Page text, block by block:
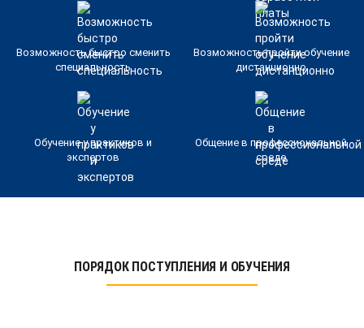
Возможность быстро сменить
специальность
Возможность пройти обучение
дистанционно
Обучение у практиков и
экспертов
Общение в профессиональной
среде
ПОРЯДОК ПОСТУПЛЕНИЯ И ОБУЧЕНИЯ